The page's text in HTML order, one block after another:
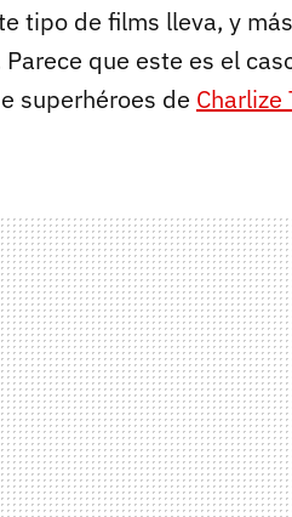
tipo de films lleva, y
que este es el
superhéroes de Charlize